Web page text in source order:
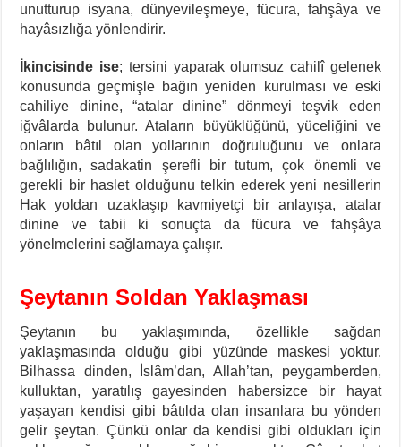
unutturup isyana, dünyevileşmeye, fücura, fahşâya ve
hayâsızlığa yönlendirir.
İkincisinde ise; tersini yaparak olumsuz cahilî gelenek
konusunda geçmişle bağın yeniden kurulması ve eski
cahiliye dinine, “atalar dinine” dönmeyi teşvik eden
iğvâlarda bulunur. Ataların büyüklüğünü, yüceliğini ve
onların bâtıl olan yollarının doğruluğunu ve onlara
bağlılığın, sadakatin şerefli bir tutum, çok önemli ve
gerekli bir haslet olduğunu telkin ederek yeni nesillerin
Hak yoldan uzaklaşıp kavmiyetçi bir anlayışa, atalar
dinine ve tabii ki sonuçta da fücura ve fahşâya
yönelmelerini sağlamaya çalışır.
Şeytanın Soldan Yaklaşması
Şeytanın bu yaklaşımında, özellikle sağdan
yaklaşmasında olduğu gibi yüzünde maskesi yoktur.
Bilhassa dinden, İslâm’dan, Allah’tan, peygamberden,
kulluktan, yaratılış gayesinden habersizce bir hayat
yaşayan kendisi gibi bâtılda olan insanlara bu yönden
gelir şeytan. Çünkü onlar da kendisi gibi oldukları için